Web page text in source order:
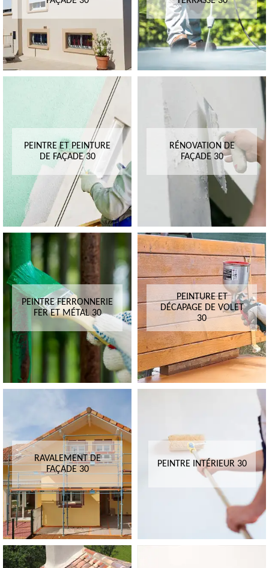
PEINTRE ET PEINTURE
DE FAÇADE 30
RÉNOVATION DE
FAÇADE 30
PEINTRE FERRONNERIE
FER ET MÉTAL 30
PEINTURE ET
DÉCAPAGE DE VOLET
30
RAVALEMENT DE
FAÇADE 30
PEINTRE INTÉRIEUR 30